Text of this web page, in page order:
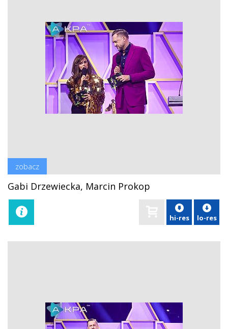
zobacz
Gabi Drzewiecka, Marcin Prokop
hi-res lo-res